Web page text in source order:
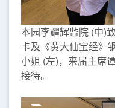
本园李耀辉监院 (中)
卡及《黄大仙宝经》
小姐 (左)，来届主席
接待。